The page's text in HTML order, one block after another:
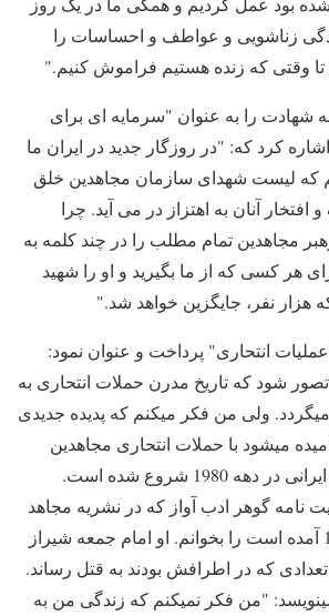
زناشویی و عواطف و احساسات را
تا وقتی که زنده هستیم فراموش کنیم."
شهادت را به عنوان "سرمایه ای برای
کرد که: "در روزگار جدید در ایران ما
که لیست شهدای سازمان مجاهدین خلق
آنان به اهتزاز در می آید. چرا
مجاهدین تمام مطلب را در چند کلمه به
هر کسی که از ما بگیرید و او را شهید
هزار نفر، جایگزین خواهد شد."
انتحاری" پرداخت و عنوان نمود:
شود که تاریخ مدرن حملات انتحاری به
میگردد. ولی من فکر میکنم که پدیده جدیدی
میشود با حملات انتحاری مجاهدین
خلق بر علیه مقامات ایرانی در دهه 1980 شروع شده است.
نامه گوهر ادب آواز که در نشریه مجاهد
به تاریخ 19 ژوئن 1982 آمده است را بخوانم. او امام جمعه شیراز
تعدادی که در اطرافش بودند به قتل رساند.
"من فکر نمیکنم که زندگی من به